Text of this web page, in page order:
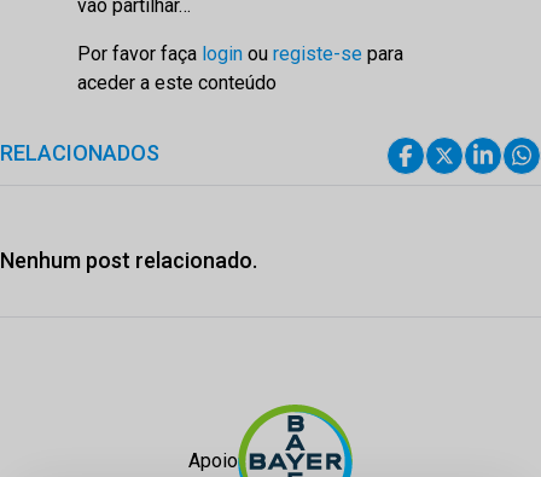
vão partilhar…
Por favor faça login ou registe-se para
aceder a este conteúdo
RELACIONADOS
Nenhum post relacionado.
Apoio